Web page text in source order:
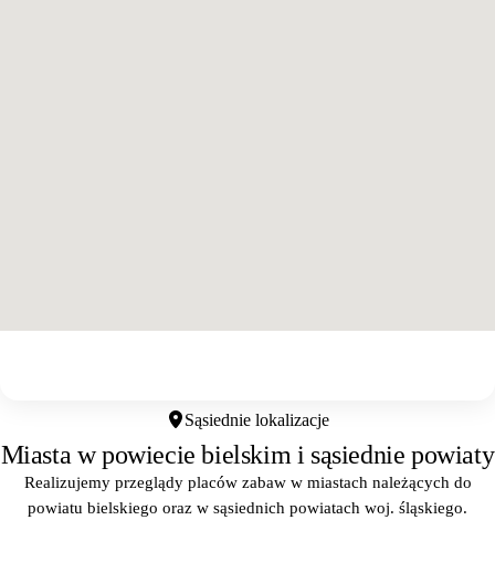
Sąsiednie lokalizacje
Miasta w powiecie bielskim i sąsiednie powiaty
Realizujemy przeglądy placów zabaw w miastach należących do
powiatu bielskiego oraz w sąsiednich powiatach woj. śląskiego.